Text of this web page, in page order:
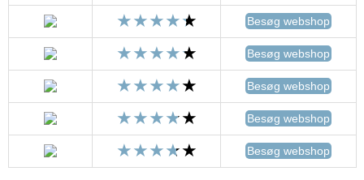
Besøg webshop
Besøg webshop
Besøg webshop
Besøg webshop
Besøg webshop